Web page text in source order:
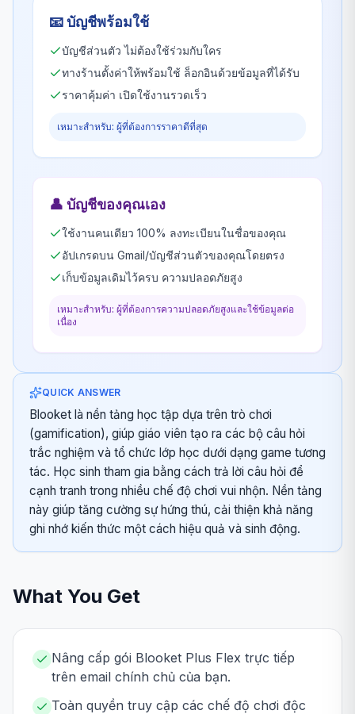
📧บัญชีพร้อมใช้
บัญชีส่วนตัว ไม่ต้องใช้ร่วมกับใคร
ทางร้านตั้งค่าให้พร้อมใช้ ล็อกอินด้วยข้อมูลที่ได้รับ
ราคาคุ้มค่า เปิดใช้งานรวดเร็ว
เหมาะสำหรับ: ผู้ที่ต้องการราคาดีที่สุด
👤 บัญชีของคุณเอง
ใช้งานคนเดียว 100% ลงทะเบียนในชื่อของคุณ
อัปเกรดบน Gmail/บัญชีส่วนตัวของคุณโดยตรง
เก็บข้อมูลเดิมไว้ครบ ความปลอดภัยสูง
เหมาะสำหรับ: ผู้ที่ต้องการความปลอดภัยสูงและใช้ข้อมูลต่อ
เนื่อง
QUICK ANSWER
Blooket là nền tảng học tập dựa trên trò chơi
(gamification), giúp giáo viên tạo ra các bộ câu hỏi
trắc nghiệm và tổ chức lớp học dưới dạng game tương
tác. Học sinh tham gia bằng cách trả lời câu hỏi để
cạnh tranh trong nhiều chế độ chơi vui nhộn. Nền tảng
này giúp tăng cường sự hứng thú, cải thiện khả năng
ghi nhớ kiến thức một cách hiệu quả và sinh động.
What You Get
Nâng cấp gói Blooket Plus Flex trực tiếp
trên email chính chủ của bạn.
Toàn quyền truy cập các chế độ chơi độc